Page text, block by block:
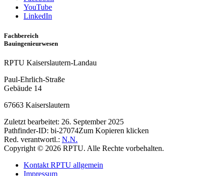
YouTube
LinkedIn
Fachbereich
Bauingenieurwesen
RPTU Kaiserslautern-Landau
Paul-Ehrlich-Straße
Gebäude 14
67663 Kaiserslautern
Zuletzt bearbeitet: 26. September 2025
Pathfinder-ID: bi-27074Zum Kopieren klicken
Red. verantwortl.: N.N.
Copyright © 2026 RPTU. Alle Rechte vorbehalten.
Kontakt RPTU allgemein
Impressum